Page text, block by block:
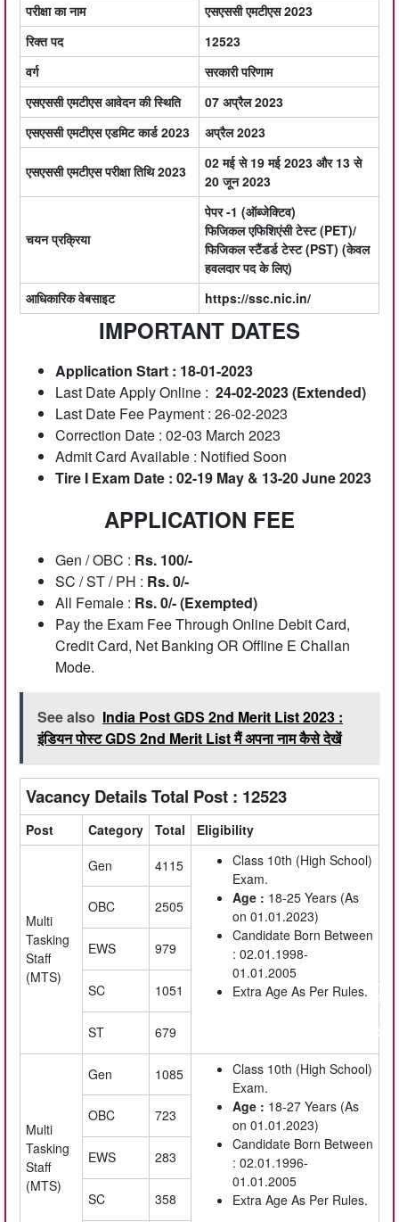
परीक्षा का नाम
एसएससी एमटीएस 2023
रिक्त पद
12523
वर्ग
सरकारी परिणाम
एसएससी एमटीएस आवेदन की स्थिति
07 अप्रैल 2023
एसएससी एमटीएस एडमिट कार्ड 2023
अप्रैल 2023
एसएससी एमटीएस परीक्षा तिथि 2023
02 मई से 19 मई 2023 और 13 से
20 जून 2023
चयन प्रक्रिया
पेपर -1 (ऑब्जेक्टिव)
फिजिकल एफिशिएंसी टेस्ट (PET)/
फिजिकल स्टैंडर्ड टेस्ट (PST) (केवल
हवलदार पद के लिए)
आधिकारिक वेबसाइट
https://ssc.nic.in/
IMPORTANT DATES
Application Start : 18-01-2023
Last Date Apply Online : 24-02-2023 (Extended)
Last Date Fee Payment : 26-02-2023
Correction Date : 02-03 March 2023
Admit Card Available : Notified Soon
Tire I Exam Date : 02-19 May & 13-20 June 2023
APPLICATION FEE
Gen / OBC : Rs. 100/-
SC / ST / PH : Rs. 0/-
All Female : Rs. 0/- (Exempted)
Pay the Exam Fee Through Online Debit Card,
Credit Card, Net Banking OR Offline E Challan
Mode.
See also India Post GDS 2nd Merit List 2023 :
इंडियन पोस्ट GDS 2nd Merit List मैं अपना नाम कैसे देखें
Vacancy Details Total Post : 12523
Post Category Total Eligibility
Multi
Tasking
Staff
(MTS)
Gen 4115
Class 10th (High School)
Exam.
Age : 18-25 Years (As
on 01.01.2023)
Candidate Born Between
: 02.01.1998-
01.01.2005
Extra Age As Per Rules.
OBC 2505
EWS 979
SC 1051
ST 679
Multi
Tasking
Staff
(MTS)
Gen 1085
Class 10th (High School)
Exam.
Age : 18-27 Years (As
on 01.01.2023)
Candidate Born Between
: 02.01.1996-
01.01.2005
Extra Age As Per Rules.
OBC 723
EWS 283
SC 358